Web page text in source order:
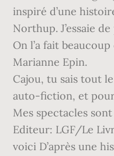
inspiré d’une
Northup. J’essaie
On l’a fait
Marianne Epin.
Cajou, tu sais tout
auto-fiction, et
Mes spectacles
Editeur: LGF/Le
voici D’après une